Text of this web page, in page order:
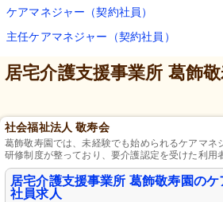
ケアマネジャー（契約社員）
主任ケアマネジャー（契約社員）
居宅介護支援事業所 葛飾
社会福祉法人 敬寿会
葛飾敬寿園では、未経験でも始められるケアマネ
研修制度が整っており、要介護認定を受けた利用
談援助業務がお任せします。正社員登用制度もあ
頑張りを評価、定時で帰れる職場で家庭との両立
慮しています。
居宅介護支援事業所 葛飾敬寿園の
社員求人